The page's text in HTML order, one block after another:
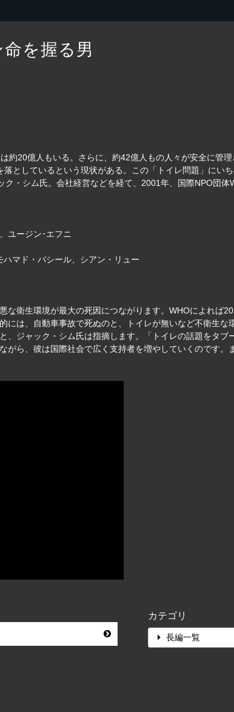
を握る男
約20億人もいる。さらに、約42億人もの人々が安全に管
としているという現状がある。この「トイレ問題」にい
・シム氏。会社経営などを経て、2001年、国際NPO団
ユージン･エフニ
マド・バシール、シアン・リュー
な衛生環境が最大の死因につながります。WHOによれば
には、自動車事故で死ぬのと、トイレが無いなど不衛生
ジャック・シム氏は指摘します。「トイレの話題をタブ
ら、彼は国際社会で広く支持者を増やしていくのです。
カテゴリ
長編一覧